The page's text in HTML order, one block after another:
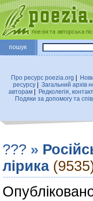
пошук
Про ресурс poezia.org
ресурсу| Загальний архiв
авторам
Редколегiя,
Подяки за допомогу та
??? »
лірика